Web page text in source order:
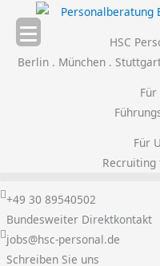
Inhalt
springen
HSC
Berlin . München .
Für
Recruiting
+49 30 89540502
Bundesweiter Direktkontakt
jobs@hsc-personal.de
Schreiben Sie uns